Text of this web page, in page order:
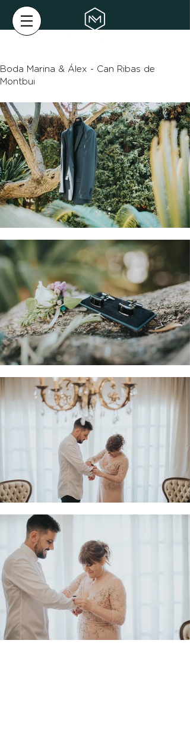
Boda Marina & Álex - Can Ribas de
Montbui